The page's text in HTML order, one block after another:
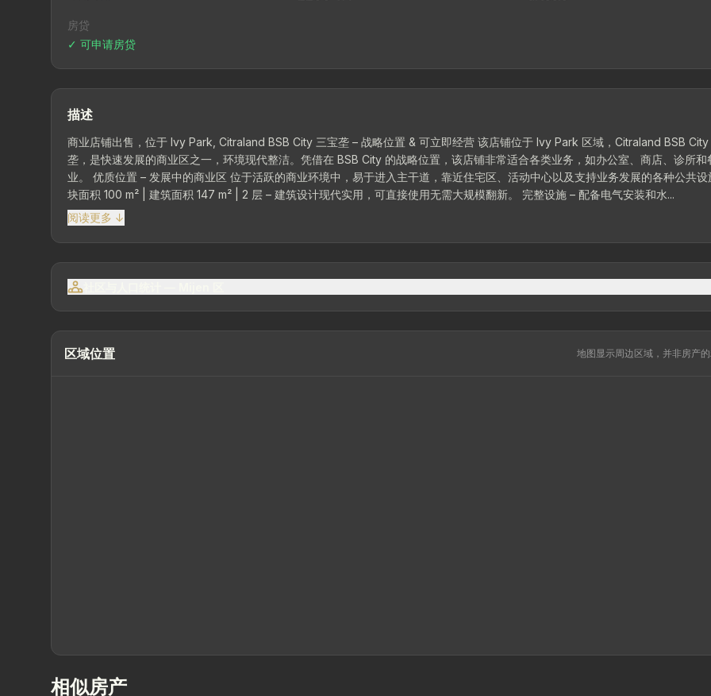
房贷
✓ 可申请房贷
描述
商业店铺出售，位于 Ivy Park, Citraland BSB City 三宝垄 – 战略位置 & 可立即经营 该店铺位于 Ivy Park 区域，Citraland BSB City 三宝
垄，是快速发展的商业区之一，环境现代整洁。凭借在 BSB City 的战略位置，该店铺非常适合各类业务，如办公室、商店、诊所和
业。 优质位置 – 发展中的商业区 位于活跃的商业环境中，易于进入主干道，靠近住宅区、活动中心以及支持业务发展的各种公共设施。 地
块面积 100 m² | 建筑面积 147 m² | 2 层 – 建筑设计现代实用，可直接使用无需大规模翻新。 完整设施 – 配备电气安装和水...
阅读更多 ↓
区域位置 地图显示周边区域，并非房产
相似房产